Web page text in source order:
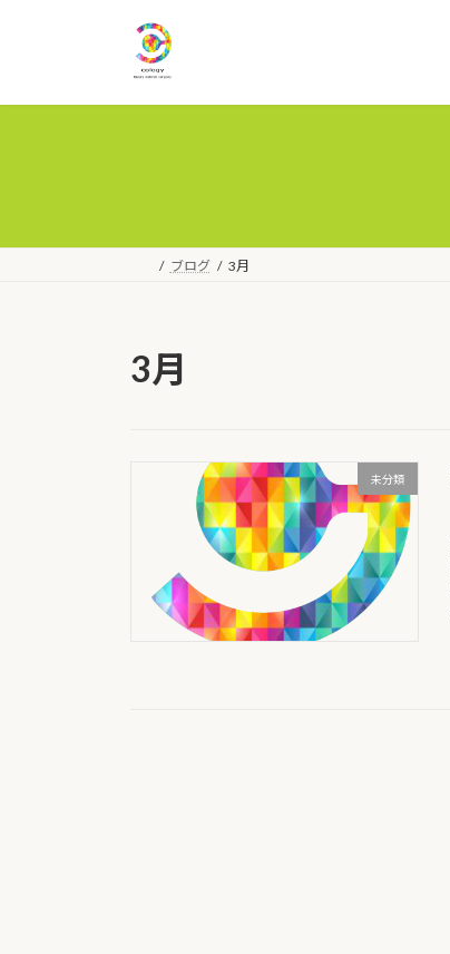
プ
動
ブログ 3月
3月
未分類